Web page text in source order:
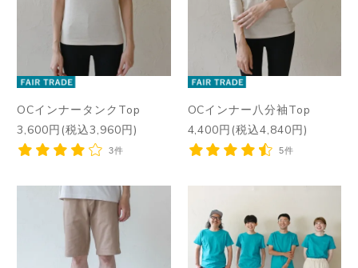
OCインナータンクTop
3,600円(税込3,960円)
3件
OCインナー八分袖Top
4,400円(税込4,840円)
5件